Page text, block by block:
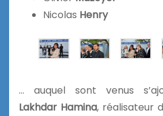
Nicolas Henry
… auquel sont venus
Lakhdar Hamina, réalisateur